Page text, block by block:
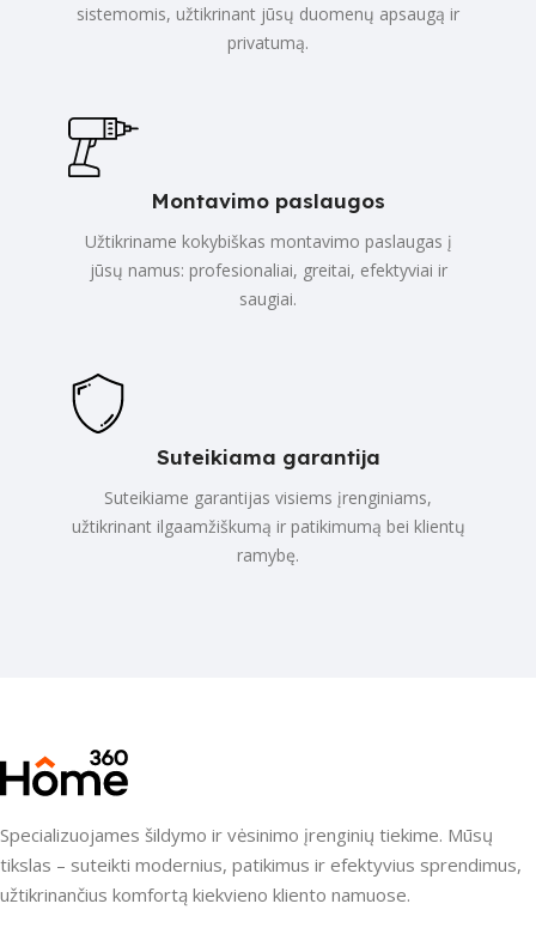
sistemomis, užtikrinant jūsų duomenų apsaugą ir
privatumą.
Montavimo paslaugos
Užtikriname kokybiškas montavimo paslaugas į
jūsų namus: profesionaliai, greitai, efektyviai ir
saugiai.
Suteikiama garantija
Suteikiame garantijas visiems įrenginiams,
užtikrinant ilgaamžiškumą ir patikimumą bei klientų
ramybę.
Specializuojames šildymo ir vėsinimo įrenginių tiekime. Mūsų
tikslas – suteikti modernius, patikimus ir efektyvius sprendimus,
užtikrinančius komfortą kiekvieno kliento namuose.